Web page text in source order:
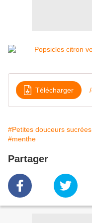
Télécharger
#Petites douceurs sucrées
#menthe
Partager